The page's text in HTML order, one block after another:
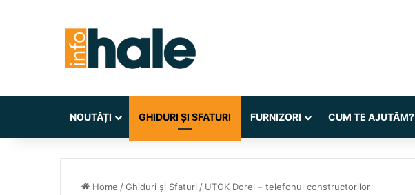
NOUTĂȚI GHIDURI ȘI SFATURI FURNIZORI CUM TE AJUTĂM?
Home /Ghiduri și Sfaturi / UTOK Dorel – telefonul constructorilor